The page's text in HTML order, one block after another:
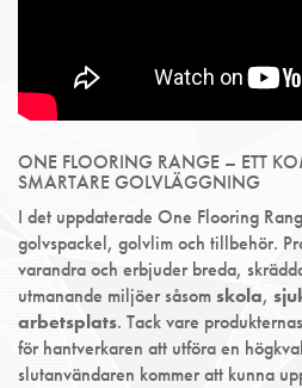
ONE FLOORING RANGE – ETT
SMARTARE GOLVLÄGGNING
I det uppdaterade One Flooring
golvspackel, golvlim och tillbehör.
varandra och erbjuder breda,
utmanande miljöer såsomskola,
arbetsplats. Tack vare
för hantverkaren att utföra en
slutanvändaren kommer att kunna